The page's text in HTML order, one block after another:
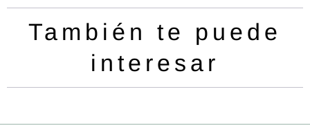
También te puede
interesar